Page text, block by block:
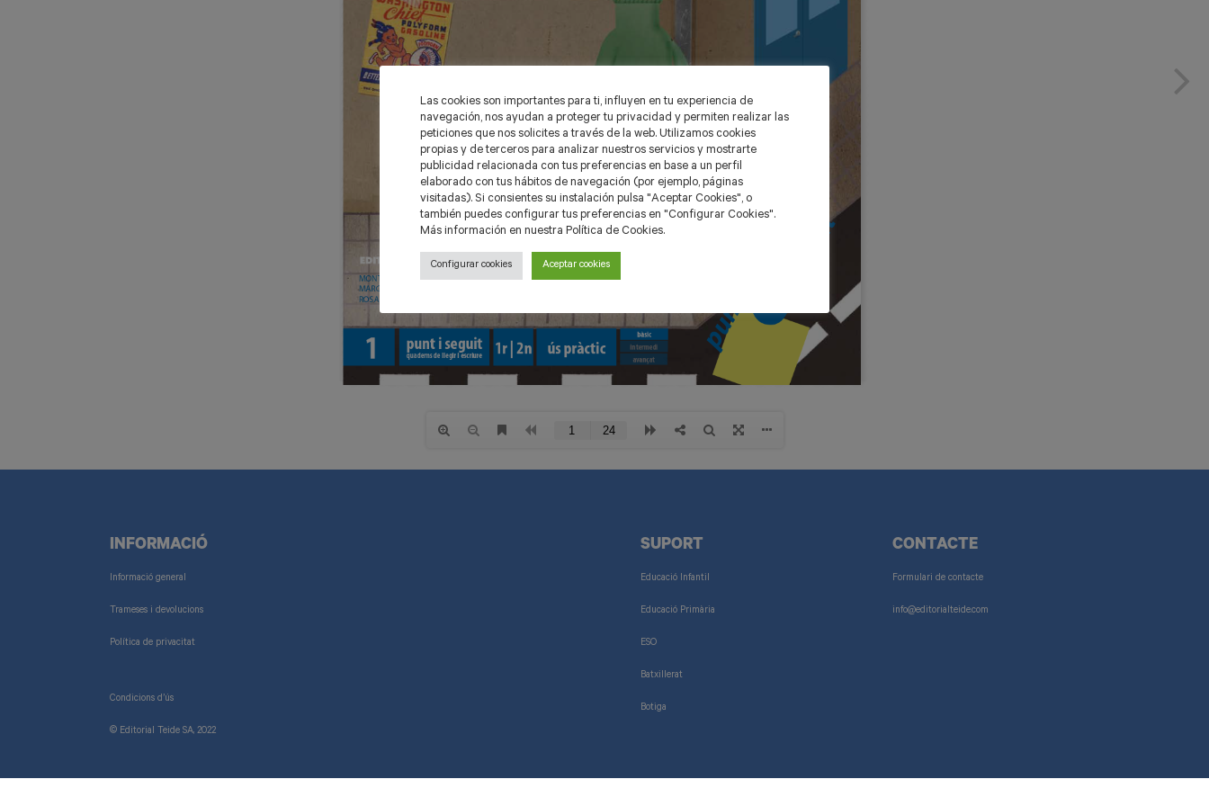
INFORMACIÓ
Informació general
Trameses i devolucions
Política de privacitat
Condicions d’ús
© Editorial Teide SA, 2022
SUPORT
Educació Infantil
Educació Primària
ESO
Batxillerat
Botiga
CONTACTE
Formulari de contacte
info@editorialteide.com
Las cookies son importantes para ti, influyen en tu experiencia de
navegación, nos ayudan a proteger tu privacidad y permiten realizar las
peticiones que nos solicites a través de la web. Utilizamos cookies
propias y de terceros para analizar nuestros servicios y mostrarte
publicidad relacionada con tus preferencias en base a un perfil
elaborado con tus hábitos de navegación (por ejemplo, páginas
visitadas). Si consientes su instalación pulsa "Aceptar Cookies", o
también puedes configurar tus preferencias en "Configurar Cookies".
Más información en nuestra Política de Cookies.
Configurar cookies Aceptar cookies